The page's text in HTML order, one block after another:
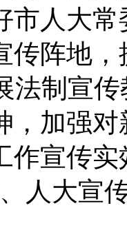
市人大
传阵地
制宣传
，加强
作宣传
人大宣